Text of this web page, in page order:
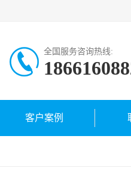
全国服务咨询热线:
客户案例